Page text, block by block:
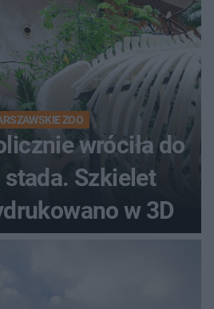
ZOO
wróciła do
Szkielet
w 3D